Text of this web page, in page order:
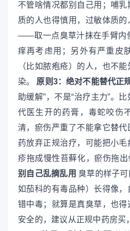
不管啥情况都别自己用；哺
质的人也得慎用，过敏体质
——取一点臭草汁抹在手臂内
痒再考虑用；另外有严重皮
（比如脓疱疮）的人，也不
染。 原则3：绝对不能替代正
助缓解”，不是“治疗主力”。
代医生开的药膏，毒蛇咬伤
清，瘀伤严重了不能拿它替
药放弃正规治疗，可能把小
疹拖成慢性苔藓化，瘀伤拖出
别自己乱摘乱用 臭草的样子
如茄科的有毒品种）长得像
错中毒；就算是真臭草，也
安全的，建议从正规中药房买